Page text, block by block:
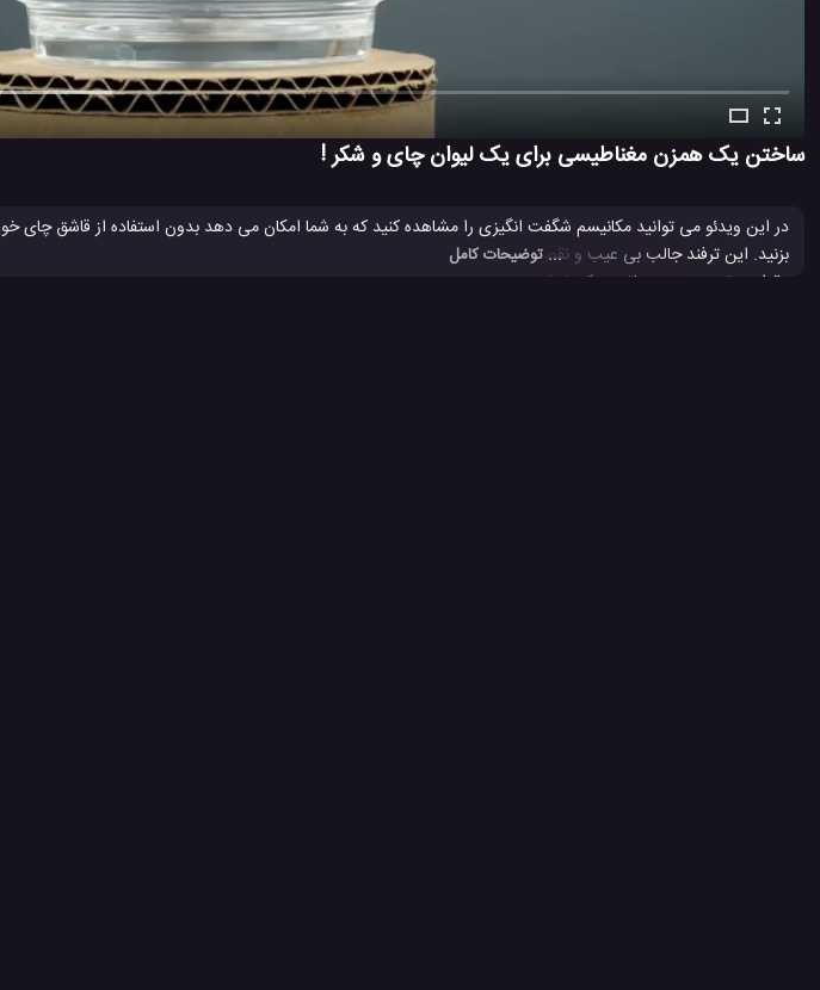
ساختن یک همزن مغناطیسی برای یک لیوان چای و شکر !
در این ویدئو می توانید مکانیسم شگفت انگیزی را مشاهده کنید که به شما امکان می دهد بدون استفاده از قاشق چای
بزنید. این ترفند جالب بی عیب و نقص کار می کند و شما می توانید با هر لیوانی این کار را انجام دهید! موادی که برای
مقوا ، موتور دی سی ، باتری ، کنترل کننده سرعت موتور ، دکمه روشن / خاموش و یک تخته است! در نتیجه شما می توانید
... توضیحات کامل